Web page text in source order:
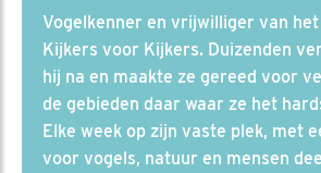
Vogelkenner en vrijwilliger van
Kijkers voor Kijkers. Duizenden
hij na en maakte ze gereed voor
de gebieden daar waar ze het
Elke week op zijn vaste plek, met
voor vogels, natuur en mensen